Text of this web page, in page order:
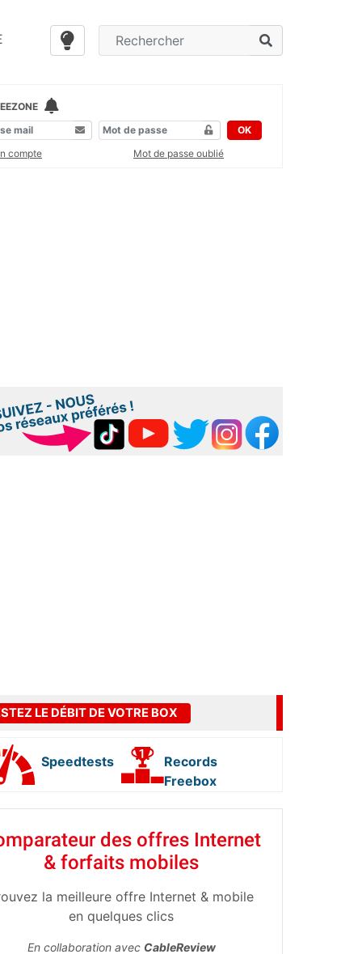
OK
compte
Mot de passe oublié
LE DÉBIT DE VOTRE BOX
Speedtests
Records
Freebox
des offres Internet
& forfaits mobiles
la meilleure offre Internet & mobile
en quelques clics
En collaboration avec CableReview